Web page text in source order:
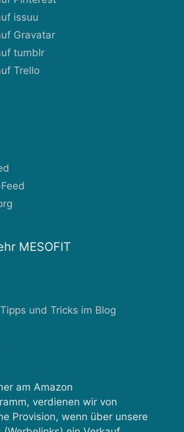
issuu
Gravatar
tumblr
Trello
MESOFIT
und Tricks im Blog
am Amazon
verdienen wir von
Provision, wenn über unsere